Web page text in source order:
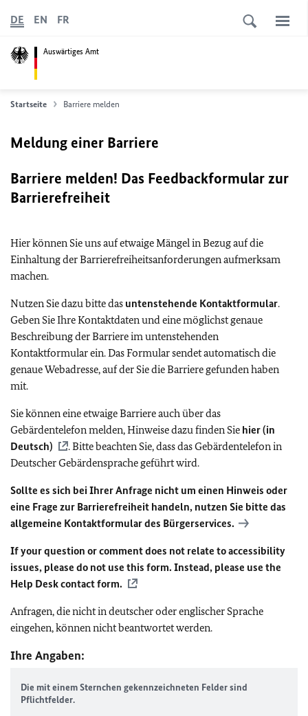
Auswärtiges Amt
DE EN FR
Startseite Barriere melden
Meldung einer Barriere
Barriere melden! Das Feedbackformular zur
Barrierefreiheit
Hier können Sie uns auf etwaige Mängel in Bezug auf die
Einhaltung der Barrierefreiheitsanforderungen aufmerksam
machen.
Nutzen Sie dazu bitte das untenstehende Kontaktformular.
Geben Sie Ihre Kontaktdaten und eine möglichst genaue
Beschreibung der Barriere im untenstehenden
Kontaktformular ein. Das Formular sendet automatisch die
genaue Webadresse, auf der Sie die Barriere gefunden haben
mit.
Sie können eine etwaige Barriere auch über das
Gebärdentelefon melden, Hinweise dazu finden Sie hier (in
Deutsch)
. Bitte beachten Sie, dass das Gebärdentelefon in
Deutscher Gebärdensprache geführt wird.
Sollte es sich bei Ihrer Anfrage nicht um einen Hinweis oder
eine Frage zur Barrierefreiheit handeln, nutzen Sie bitte das
allgemeine Kontaktformular des Bürgerservices.
If your question or comment does not relate to accessibility
issues, please do not use this form. Instead, please use the
Help Desk contact form.
Anfragen, die nicht in deutscher oder englischer Sprache
eingehen, können nicht beantwortet werden.
Ihre Angaben:
Die mit einem Sternchen gekennzeichneten Felder sind
Pflichtfelder.